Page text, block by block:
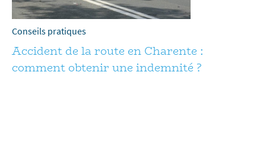
Conseils pratiques
Accident de la route en Charente :
comment obtenir une indemnité ?